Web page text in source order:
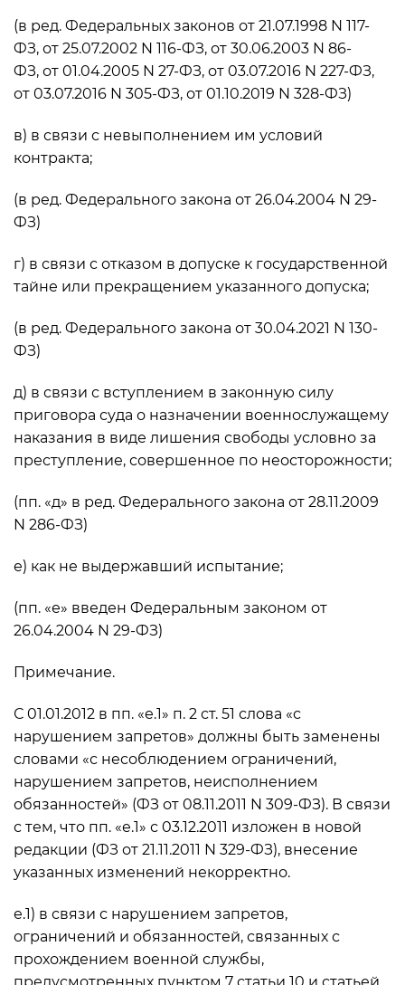
(в ред. Федеральных законов от 21.07.1998 N 117-
ФЗ, от 25.07.2002 N 116-ФЗ, от 30.06.2003 N 86-
ФЗ, от 01.04.2005 N 27-ФЗ, от 03.07.2016 N 227-ФЗ,
от 03.07.2016 N 305-ФЗ, от 01.10.2019 N 328-ФЗ)
в) в связи с невыполнением им условий
контракта;
(в ред. Федерального закона от 26.04.2004 N 29-
ФЗ)
г) в связи с отказом в допуске к государственной
тайне или прекращением указанного допуска;
(в ред. Федерального закона от 30.04.2021 N 130-
ФЗ)
д) в связи с вступлением в законную силу
приговора суда о назначении военнослужащему
наказания в виде лишения свободы условно за
преступление, совершенное по неосторожности;
(пп. «д» в ред. Федерального закона от 28.11.2009
N 286-ФЗ)
е) как не выдержавший испытание;
(пп. «е» введен Федеральным законом от
26.04.2004 N 29-ФЗ)
Примечание.
С 01.01.2012 в пп. «е.1» п. 2 ст. 51 слова «с
нарушением запретов» должны быть заменены
словами «с несоблюдением ограничений,
нарушением запретов, неисполнением
обязанностей» (ФЗ от 08.11.2011 N 309-ФЗ). В связи
с тем, что пп. «е.1» с 03.12.2011 изложен в новой
редакции (ФЗ от 21.11.2011 N 329-ФЗ), внесение
указанных изменений некорректно.
е.1) в связи с нарушением запретов,
ограничений и обязанностей, связанных с
прохождением военной службы,